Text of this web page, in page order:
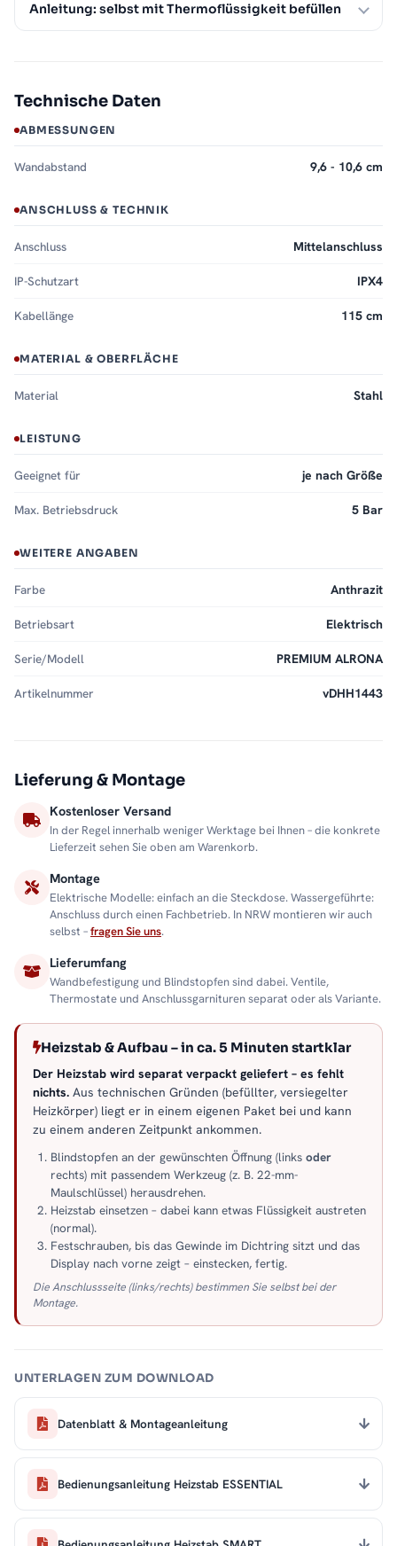
Anleitung: selbst mit Thermoflüssigkeit befüllen
Technische Daten
ABMESSUNGEN
Wandabstand 9,6 - 10,6 cm
ANSCHLUSS & TECHNIK
Anschluss Mittelanschluss
IP-Schutzart IPX4
Kabellänge 115 cm
MATERIAL & OBERFLÄCHE
Material Stahl
LEISTUNG
Geeignet für je nach Größe
Max. Betriebsdruck 5 Bar
WEITERE ANGABEN
Farbe Anthrazit
Betriebsart Elektrisch
Serie/Modell PREMIUM ALRONA
Artikelnummer vDHH1443
Lieferung & Montage
Kostenloser Versand
In der Regel innerhalb weniger Werktage bei Ihnen – die konkrete
Lieferzeit sehen Sie oben am Warenkorb.
Montage
Elektrische Modelle: einfach an die Steckdose. Wassergeführte:
Anschluss durch einen Fachbetrieb. In NRW montieren wir auch
selbst –fragen Sie uns.
Lieferumfang
Wandbefestigung und Blindstopfen sind dabei. Ventile,
Thermostate und Anschlussgarnituren separat oder als Variante.
Heizstab & Aufbau – in ca. 5 Minuten startklar
Der Heizstab wird separat verpackt geliefert – es fehlt
nichts. Aus technischen Gründen (befüllter, versiegelter
Heizkörper) liegt er in einem eigenen Paket bei und kann
zu einem anderen Zeitpunkt ankommen.
Blindstopfen an der gewünschten Öffnung (links oder
rechts) mit passendem Werkzeug (z. B. 22-mm-
Maulschlüssel) herausdrehen.
Heizstab einsetzen – dabei kann etwas Flüssigkeit austreten
(normal).
Festschrauben, bis das Gewinde im Dichtring sitzt und das
Display nach vorne zeigt – einstecken, fertig.
Die Anschlussseite (links/rechts) bestimmen Sie selbst bei der
Montage.
UNTERLAGEN ZUM DOWNLOAD
Datenblatt & Montageanleitung
Bedienungsanleitung Heizstab ESSENTIAL